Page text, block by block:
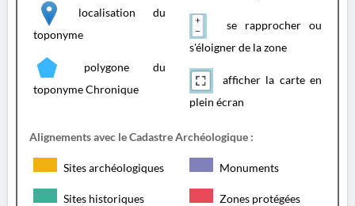
localisation du
toponyme
polygone du
toponyme Chronique
se rapprocher ou
s'éloigner de la zone
afficher la carte en
plein écran
Alignements avec le Cadastre Archéologique :
Sites archéologiques Monuments
Sites historiques Zones protégées